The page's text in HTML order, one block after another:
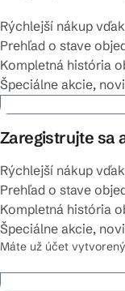
Rýchlejší nákup
Prehľad o stave
Kompletná história
Špeciálne akcie,
Zaregistrujte sa
Rýchlejší nákup
Prehľad o stave
Kompletná história
Špeciálne akcie,
Máte už účet